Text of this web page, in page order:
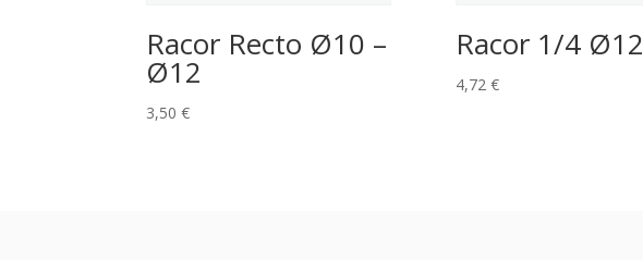
Racor Recto Ø10 –
Ø12
3,50€
Racor 1/4 Ø12
4,72 €